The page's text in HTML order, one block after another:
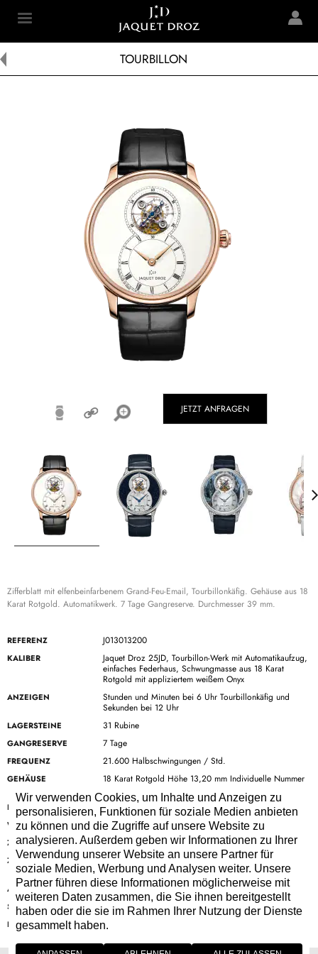
Wir verwenden Cookies, um Inhalte und Anzeigen zu
personalisieren, Funktionen für soziale Medien anbieten
zu können und die Zugriffe auf unsere Website zu
analysieren. Außerdem geben wir Informationen zu Ihrer
Verwendung unserer Website an unsere Partner für
soziale Medien, Werbung und Analysen weiter. Unsere
Partner führen diese Informationen möglicherweise mit
weiteren Daten zusammen, die Sie ihnen bereitgestellt
haben oder die sie im Rahmen Ihrer Nutzung der Dienste
gesammelt haben.
content
Jaquet Droz
TOURBILLON
JETZT ANFRAGEN
Zifferblatt mit elfenbeinfarbenem Grand-Feu-Email, Tourbillonkäfig. Gehäuse aus 18
Karat Rotgold. Automatikwerk. 7 Tage Gangreserve. Durchmesser 39 mm.
REFERENZ J013013200
KALIBER
Jaquet Droz 25JD, Tourbillon-Werk mit Automatikaufzug,
einfaches Federhaus, Schwungmasse aus 18 Karat
Rotgold mit appliziertem weißem Onyx
ANZEIGEN
Stunden und Minuten bei 6 Uhr Tourbillonkäfig und
Sekunden bei 12 Uhr
LAGERSTEINE 31 Rubine
GANGRESERVE 7 Tage
FREQUENZ 21.600 Halbschwingungen / Std.
GEHÄUSE
18 Karat Rotgold Höhe 13,20 mm Individuelle Nummer
DURCHMESSER 39 mm
WASSERDICHTIGKEIT Bis 3 bar (30 Meter)
ZIFFERBLATT Elfenbeinfarbenes Grand-Feu-Email
ZEIGER
Stunden und Minuten aus 18 Karat Rotgold Sekunden
aus gebläutem Edelstahl
ARMBAND Handrembordiertes schwarzes Alligatorlederarmband
SCHLIESSE Faltschließe aus 18 Karat Rotgold
KOMPLIKATION Tourbillon